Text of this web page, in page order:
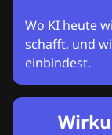
Wo KI heute
schafft, und
einbindest.